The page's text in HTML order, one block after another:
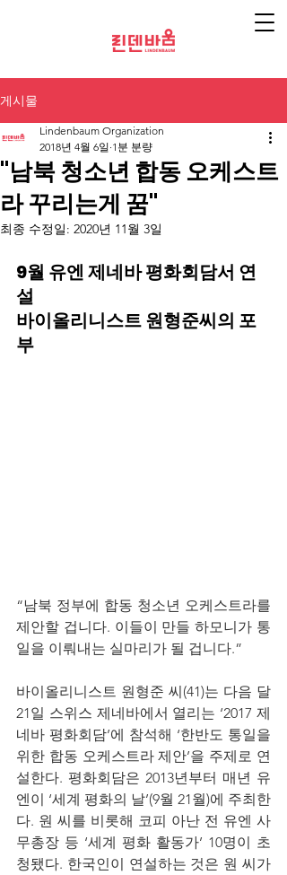
게시물
"남북 청소년 합동 오케스트
라 꾸리는게 꿈"
Lindenbaum Organization
2018년 4월 6일 1분 분량
최종 수정일: 2020년 11월 3일
9월 유엔 제네바 평화회담서 연
설
바이올리니스트 원형준씨의 포
부
“남북 정부에 합동 청소년 오케스트라를
제안할 겁니다. 이들이 만들 하모니가 통
일을 이뤄내는 실마리가 될 겁니다.”
바이올리니스트 원형준 씨(41)는 다음 달
21일 스위스 제네바에서 열리는 ‘2017 제
네바 평화회담’에 참석해 ‘한반도 통일을
위한 합동 오케스트라 제안’을 주제로 연
설한다. 평화회담은 2013년부터 매년 유
엔이 ‘세계 평화의 날’(9월 21월)에 주최한
다. 원 씨를 비롯해 코피 아난 전 유엔 사
무총장 등 ‘세계 평화 활동가’ 10명이 초
청됐다. 한국인이 연설하는 것은 원 씨가